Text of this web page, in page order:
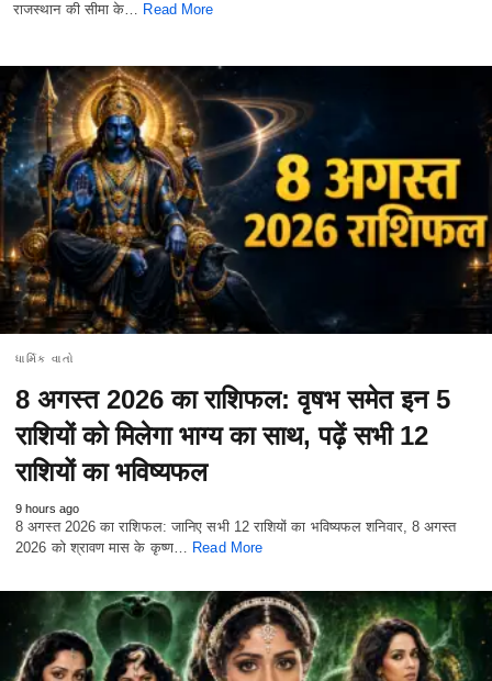
राजस्थान की सीमा के… Read More
ધાર્મિક વાતો
8 अगस्त 2026 का राशिफल: वृषभ समेत इन 5
राशियों को मिलेगा भाग्य का साथ, पढ़ें सभी 12
राशियों का भविष्यफल
9 hours ago
8 अगस्त 2026 का राशिफल: जानिए सभी 12 राशियों का भविष्यफल शनिवार, 8 अगस्त
2026 को श्रावण मास के कृष्ण… Read More